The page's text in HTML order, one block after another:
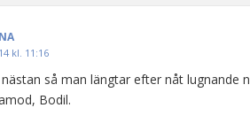
kl. 11:16
så man längtar efter nåt lugnande
Bodil.